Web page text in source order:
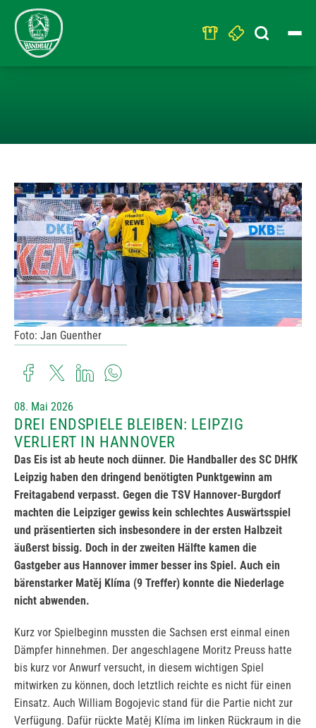
Search
for:
Foto: Jan Guenther
08. Mai 2026
DREI ENDSPIELE BLEIBEN: LEIPZIG
VERLIERT IN HANNOVER
Das Eis ist ab heute noch dünner. Die Handballer des SC DHfK
Leipzig haben den dringend benötigten Punktgewinn am
Freitagabend verpasst. Gegen die TSV Hannover-Burgdorf
machten die Leipziger gewiss kein schlechtes Auswärtsspiel
und präsentierten sich insbesondere in der ersten Halbzeit
äußerst bissig. Doch in der zweiten Hälfte kamen die
Gastgeber aus Hannover immer besser ins Spiel. Auch ein
bärenstarker Matěj Klíma (9 Treffer) konnte die Niederlage
nicht abwenden.
Kurz vor Spielbeginn mussten die Sachsen erst einmal einen
Dämpfer hinnehmen. Der angeschlagene Moritz Preuss hatte
bis kurz vor Anwurf versucht, in diesem wichtigen Spiel
mitwirken zu können, doch letztlich reichte es nicht für einen
Einsatz. Auch William Bogojevic stand für die Partie nicht zur
Verfügung. Dafür rückte Matěj Klíma im linken Rückraum in die